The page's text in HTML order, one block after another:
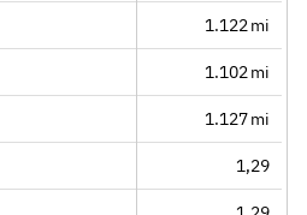
1.122 mi
1.102 mi
1.127 mi
1,29